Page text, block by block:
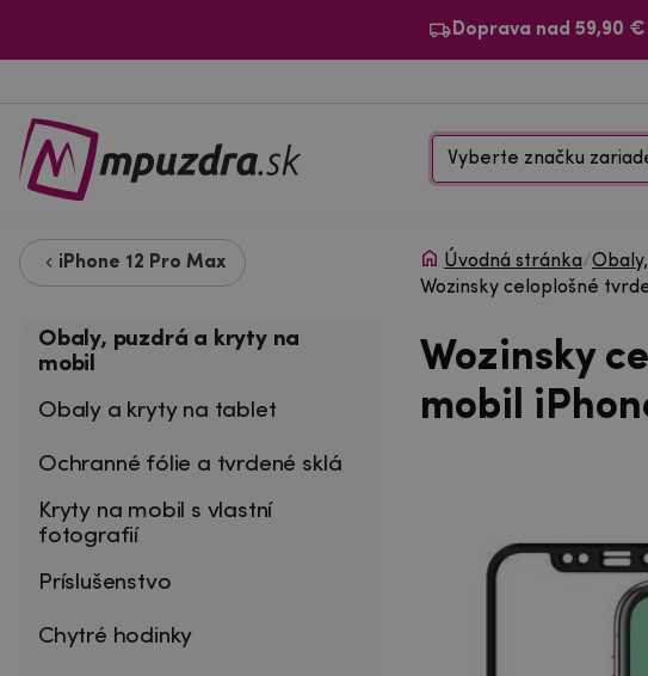
Doprava nad 59,90 €
Vyberte značku
iPhone 12 Pro Max
Obaly, puzdrá a kryty na
mobil
Obaly a kryty na tablet
Ochranné fólie a tvrdené sklá
Kryty na mobil s vlastní
fotografií
Príslušenstvo
Chytré hodinky
Úvodná stránka/
Wozinsky celoplošné
Wozinsky
mobil